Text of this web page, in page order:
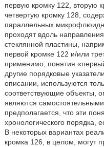
первую кромку 122, вторую
четвертую кромку 128,
параллельных
проходят вдоль
стеклянной пластины,
первой кромке 122 и/или
применимо, понятия
другие порядковые
описании, используются
соответствующие объекты,
являются
предполагается, что эти
хронологического порядка,
В некоторых вариантах
кромка 126, в целом, могут